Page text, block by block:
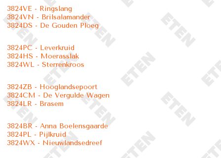
3824VE - Ringslang
3824VN - Brilsalamander
3824DS - De Gouden Ploeg
3824PC - Leverkruid
3824HS - Moerasslak
3824WL - Sterrenkroos
3824ZB - Hooglandsepoort
3824CM - De Vergulde Wagen
3824LR - Brasem
3824BR - Anna Boelensgaarde
3824PL - Pijlkruid
3824WX - Nieuwlandsedreef